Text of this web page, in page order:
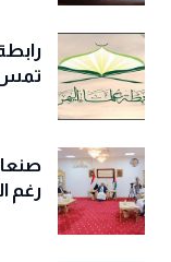
تمس
رغم